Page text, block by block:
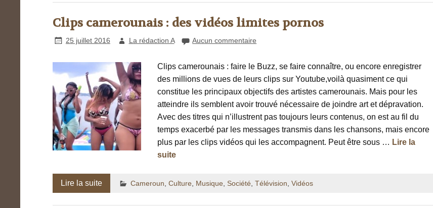
Clips camerounais : des vidéos limites pornos
25 juillet 2016 La rédaction A Aucun commentaire
Clips camerounais : faire le Buzz, se faire connaître, ou encore enregistrer
des millions de vues de leurs clips sur Youtube,voilà quasiment ce qui
constitue les principaux objectifs des artistes camerounais. Mais pour les
atteindre ils semblent avoir trouvé nécessaire de joindre art et dépravation.
Avec des titres qui n’illustrent pas toujours leurs contenus, on est au fil du
temps exacerbé par les messages transmis dans les chansons, mais encore
plus par les clips vidéos qui les accompagnent. Peut être sous … Lire la
suite
Lire la suite Cameroun Culture Musique Société Télévision Vidéos